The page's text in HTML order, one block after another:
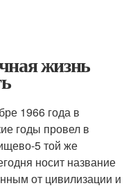
жизнь
1966 года в
годы провел в
5 той же
носит название
от цивилизации и